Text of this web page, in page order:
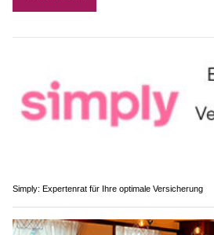
Simply: Expertenrat für Ihre optimale Versicherung